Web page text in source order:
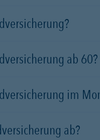
ab 60?
im
ab?